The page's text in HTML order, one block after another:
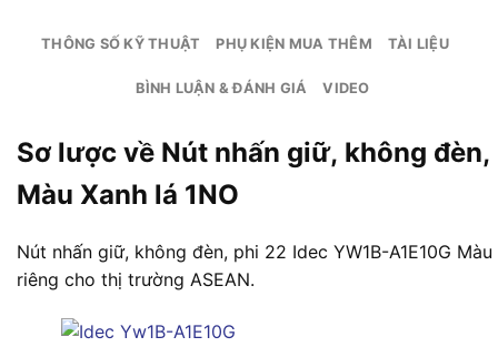
THÔNG SỐ KỸ THUẬT PHỤ KIỆN MUA THÊM TÀI LIỆU
BÌNH LUẬN & ĐÁNH GIÁ VIDEO
Sơ lược về Nút nhấn giữ, không đèn,
Màu Xanh lá 1NO
Nút nhấn giữ, không đèn, phi 22 Idec YW1B-A1E10G
riêng cho thị trường ASEAN.